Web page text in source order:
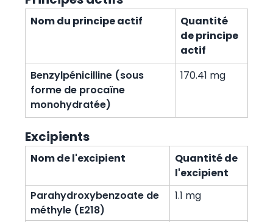
Nom du principe actif
Quantité
de principe
actif
Benzylpénicilline (sous
forme de procaïne
monohydratée)
170.41 mg
Excipients
Nom de l'excipient
Quantité de
l'excipient
Parahydroxybenzoate de
méthyle (E218)
1.1 mg